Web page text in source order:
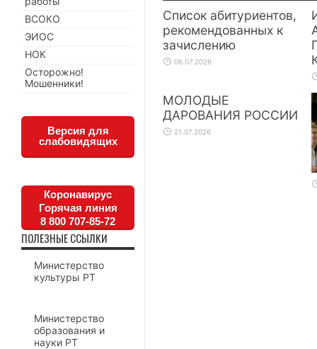
Список абитуриентов,
рекомендованных к
зачислению
06.07.2026
МОЛОДЫЕ
ДАРОВАНИЯ РОССИИ
21.07.2026
ВСОКО
ЭИОС
НОК
Осторожно!
Мошенники!
Версия для
слабовидящих
Коронавирус
Горячая линия
8 800 707-85-72
ПОЛЕЗНЫЕ ССЫЛКИ
Министерство
культуры РТ
Министерство
образования и
науки РТ